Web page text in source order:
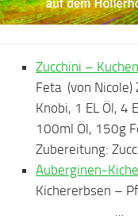
Zucchini –
Feta (von
Knobi, 1 EL Öl, 4
100ml Öl, 150g
Zubereitung:
Auberginen-
...